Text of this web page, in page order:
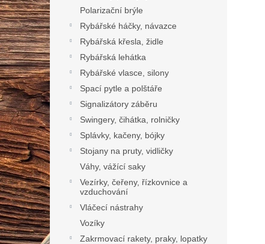
Polarizační brýle
Rybářské háčky, návazce
Rybářská křesla, židle
Rybářská lehátka
Rybářské vlasce, silony
Spací pytle a polštáře
Signalizátory záběru
Swingery, čihátka, rolničky
Splávky, kačeny, bójky
Stojany na pruty, vidličky
Váhy, vážící saky
Vezírky, čeřeny, řízkovnice a
vzduchování
Vláčecí nástrahy
Vozíky
Zakrmovací rakety, praky, lopatky